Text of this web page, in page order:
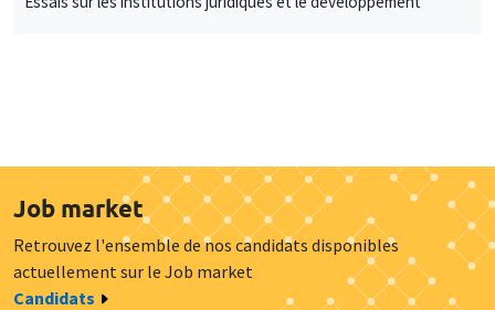
Job market
Retrouvez l'ensemble de nos candidats disponibles
actuellement sur le Job market
Candidats